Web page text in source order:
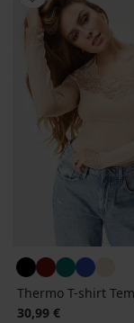
Thermo T-shirt
30,99 €